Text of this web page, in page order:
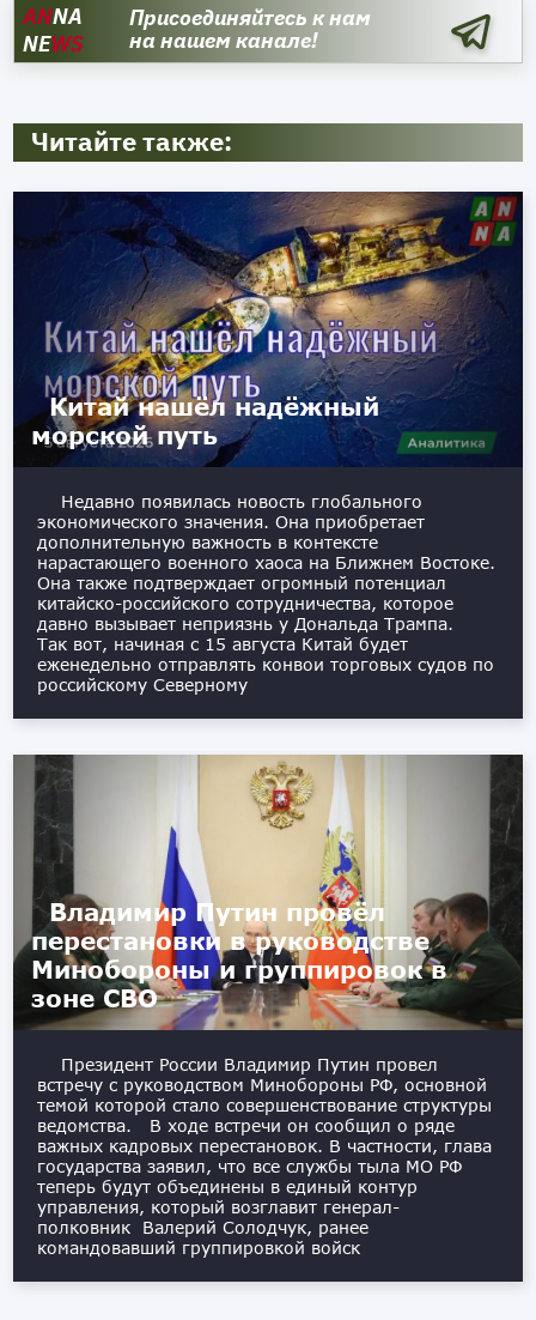
ANNA
NEWS
Присоединяйтесь к нам
на нашем канале!
Читайте также:
Китай нашёл надёжный
морской путь
Недавно появилась новость глобального
экономического значения. Она приобретает
дополнительную важность в контексте
нарастающего военного хаоса на Ближнем Востоке.
Она также подтверждает огромный потенциал
китайско-российского сотрудничества, которое
давно вызывает неприязнь у Дональда Трампа.
Так вот, начиная с 15 августа Китай будет
еженедельно отправлять конвои торговых судов по
российскому Северному
Владимир Путин провёл
перестановки в руководстве
Минобороны и группировок в
зоне СВО
Президент России Владимир Путин провел
встречу с руководством Минобороны РФ, основной
темой которой стало совершенствование структуры
ведомства. В ходе встречи он сообщил о ряде
важных кадровых перестановок. В частности, глава
государства заявил, что все службы тыла МО РФ
теперь будут объединены в единый контур
управления, который возглавит генерал-
полковник Валерий Солодчук, ранее
командовавший группировкой войск